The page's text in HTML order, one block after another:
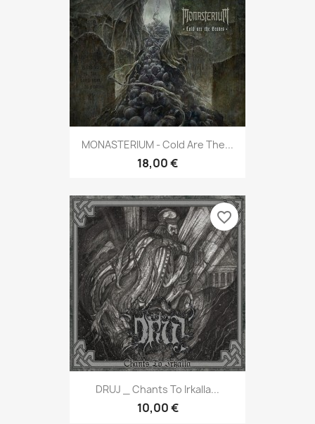
MONASTERIUM - Cold Are The...
18,00 €
DRUJ _ Chants To Irkalla...
10,00 €
favorite_border